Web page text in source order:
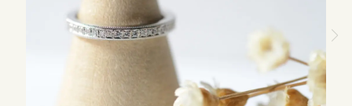
オーダーメイド 結婚指輪・婚約指輪
指輪作品集
指輪のハンドメイド・手作り
CRAFYについて
結婚指輪手作り工房のご案内
来店ご予約